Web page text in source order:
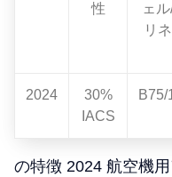
性
ェ
リ
2024
30%
IACS
B75/
の特徴 2024 航空機